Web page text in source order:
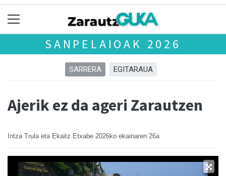
SANPELAIOAK 2026
SARRERA EGITARAUA
Ajerik ez da ageri Zarautzen
Intza Trula eta Ekaitz Etxabe 2026ko ekainaren 26a